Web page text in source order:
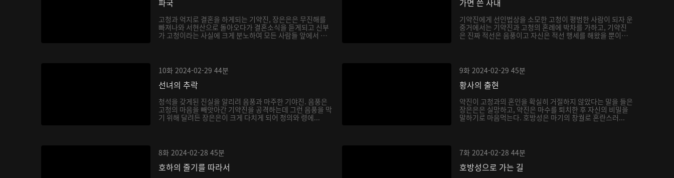
파국
고청과 억지로 결혼을 하게되는 기약진, 장은은은 무진해를
빠져나와 서현산으로 돌아오다가 결혼소식을 듣게되고 신부
가 고청이라는 사실에 크게 분노하여 모든 사람들 앞에서 천
가면 쓴 사내
기약진에게 선인법상을 소모한 고청이 평범한 사람이 되자 운
중거에서는 기약진과 고청의 혼례에 박차를 가하고, 기약진
은 진짜 적선은 음풍이고 자신은 적선 행세를 해왔을 뿐이
10화 2024-02-29 44분
선녀의 추락
청석을 갖게된 진실을 알리려 음풍과 마주한 기야진. 음풍은
고청의 마음을 빼앗아간 기약진을 공격하는데 그런 음풍을 막
기 위해 달려든 장은은이 크게 다치게 되어 청의와 령에...
9화 2024-02-29 45분
황사의 출현
약진이 고청과의 혼인을 확실히 거절하지 않았다는 말을 들은
장은은은 실망하고, 약진은 마수를 퇴치한 후 자신의 비밀을
말하기로 마음먹는다. 호방성은 마기의 창궐로 혼란스러...
8화 2024-02-28 45분
호하의 줄기를 따라서
7화 2024-02-28 44분
호방성으로 가는 길